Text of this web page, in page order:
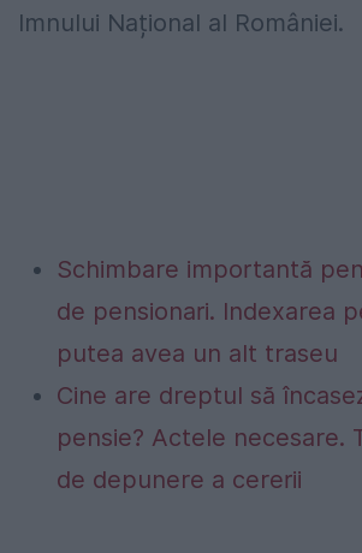
Imnului Național al României.
Schimbare importantă
de pensionari. Indexarea
putea avea un alt traseu
Cine are dreptul să
pensie? Actele necesare.
de depunere a cererii